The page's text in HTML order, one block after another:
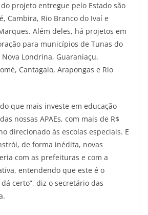
projeto entregue pelo Estado são
Cambira, Rio Branco do Ivaí e
Além deles, há projetos em
para municípios de Tunas do
Nova Londrina, Guaraniaçu,
Cantagalo, Arapongas e Rio
que mais investe em educação
nossas APAEs, com mais de R$
direcionado às escolas especiais. E
de forma inédita, novas
com as prefeituras e com a
entendendo que este é o
certo”, diz o secretário das